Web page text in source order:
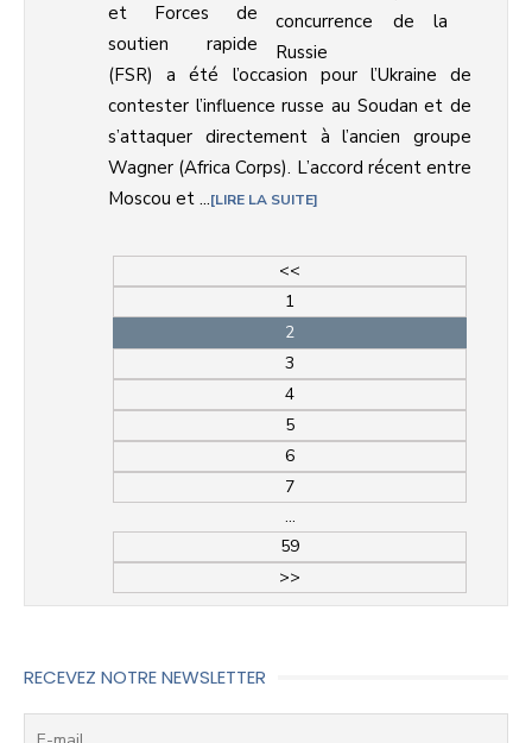
et Forces de
soutien rapide
(FSR) a été l’occasion pour l’Ukraine de
contester l’influence russe au Soudan et de
s’attaquer directement à l’ancien groupe
Wagner (Africa Corps). L’accord récent entre
Moscou et ... LIRE LA SUITE
<<
1
2
3
4
5
6
7
...
59
>>
RECEVEZ NOTRE NEWSLETTER